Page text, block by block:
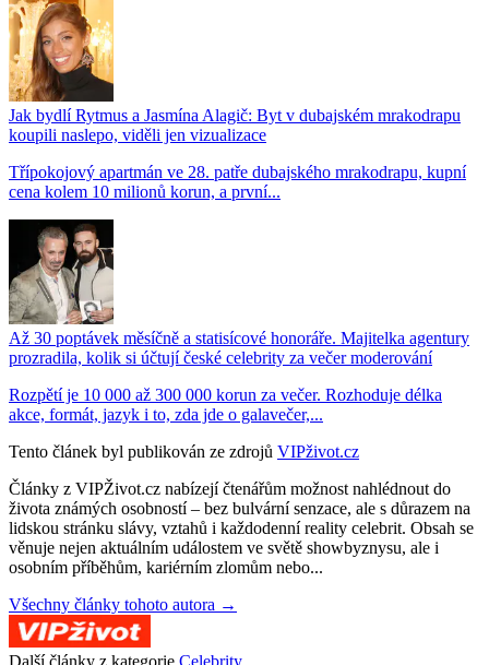
Jak bydlí Rytmus a Jasmína Alagič: Byt v dubajském mrakodrapu
koupili naslepo, viděli jen vizualizace
Třípokojový apartmán ve 28. patře dubajského mrakodrapu, kupní
cena kolem 10 milionů korun, a první...
Až 30 poptávek měsíčně a statisícové honoráře. Majitelka agentury
prozradila, kolik si účtují české celebrity za večer moderování
Rozpětí je 10 000 až 300 000 korun za večer. Rozhoduje délka
akce, formát, jazyk i to, zda jde o galavečer,...
Tento článek byl publikován ze zdrojů VIPživot.cz
Články z VIPŽivot.cz nabízejí čtenářům možnost nahlédnout do
života známých osobností – bez bulvární senzace, ale s důrazem na
lidskou stránku slávy, vztahů i každodenní reality celebrit. Obsah se
věnuje nejen aktuálním událostem ve světě showbyznysu, ale i
osobním příběhům, kariérním zlomům nebo...
Všechny články tohoto autora →
Další články z kategorie Celebrity